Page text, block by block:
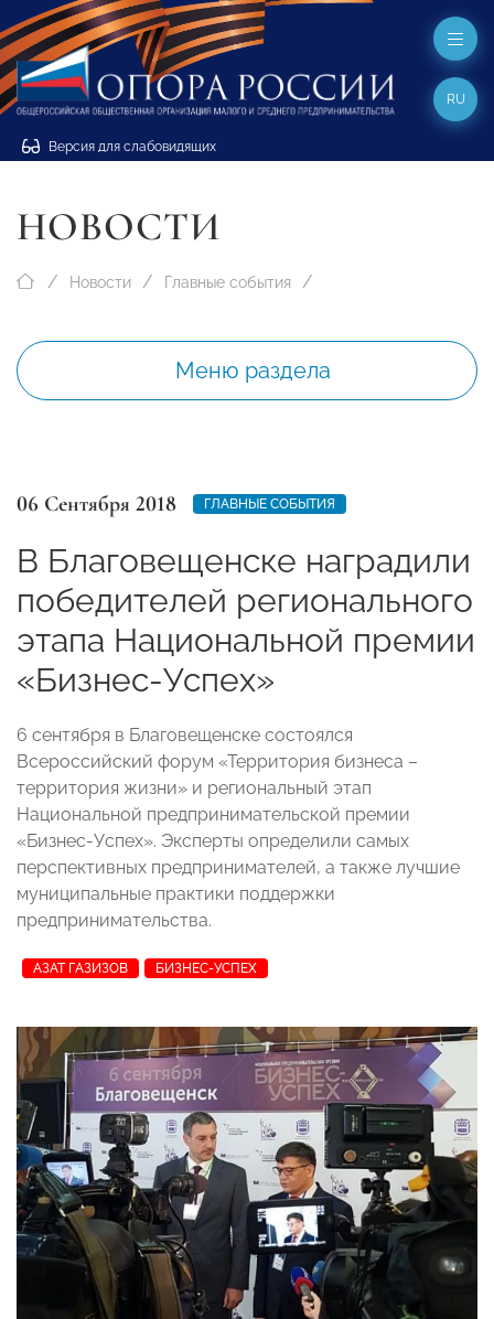
Версия для слабовидящих
RU
НОВОСТИ
Новости Главные события
Меню раздела
06 Сентября 2018 ГЛАВНЫЕ СОБЫТИЯ
В Благовещенске наградили
победителей регионального
этапа Национальной премии
«Бизнес-Успех»
6 сентября в Благовещенске состоялся
Всероссийский форум «Территория бизнеса –
территория жизни» и региональный этап
Национальной предпринимательской премии
«Бизнес-Успех». Эксперты определили самых
перспективных предпринимателей, а также лучшие
муниципальные практики поддержки
предпринимательства.
АЗАТ ГАЗИЗОВ БИЗНЕС-УСПЕХ